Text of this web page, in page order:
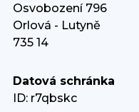
Osvobození 796
Orlová - Lutyně
735 14
Datová schránka
ID: r7qbskc